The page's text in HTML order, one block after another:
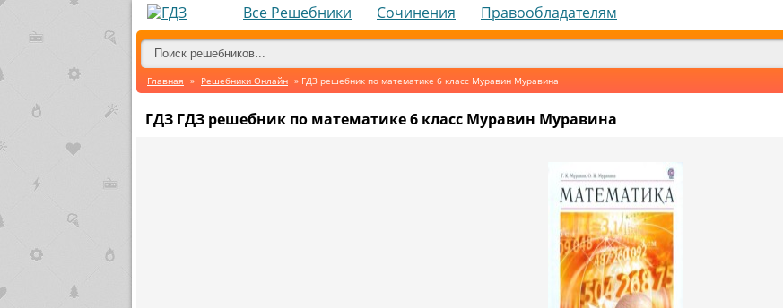
Все Решебники Сочинения Правообладателям
Главная » Решебники Онлайн » ГДЗ решебник по математике 6 класс Муравин Муравина
ГДЗ ГДЗ решебник по математике 6 класс Муравин Муравина